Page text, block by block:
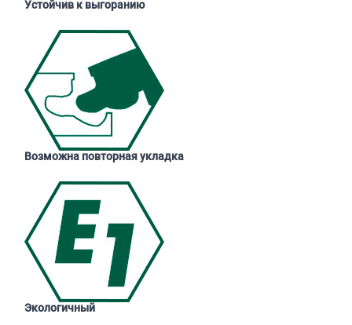
Устойчив к выгоранию
Возможна повторная укладка
Экологичный